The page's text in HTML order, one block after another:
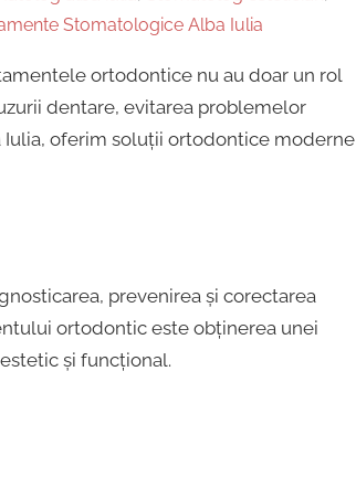
Stomatologice Alba Iulia
ortodontice nu au doar un rol
dentare, evitarea problemelor
Iulia, oferim soluții ortodontice moderne
prevenirea și corectarea
ortodontic este obținerea unei
și funcțional.